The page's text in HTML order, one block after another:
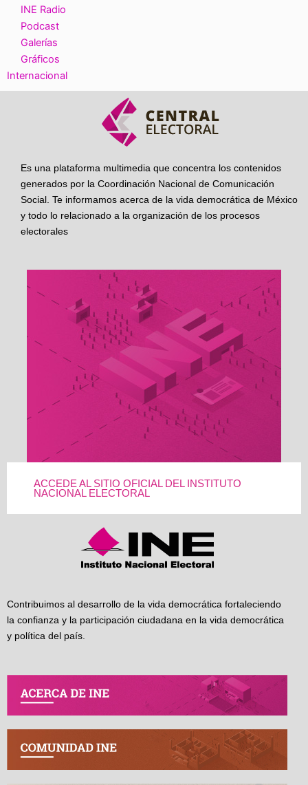
INE Radio
Podcast
Galerías
Gráficos
Internacional
Es una plataforma multimedia que concentra los contenidos
generados por la Coordinación Nacional de Comunicación
Social. Te informamos acerca de la vida democrática de México
y todo lo relacionado a la organización de los procesos
electorales
ACCEDE AL SITIO OFICIAL DEL INSTITUTO
NACIONAL ELECTORAL
Contribuimos al desarrollo de la vida democrática fortaleciendo
la confianza y la participación ciudadana en la vida democrática
y política del país.